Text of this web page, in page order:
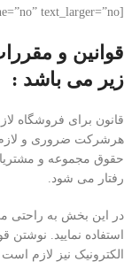
[vc_column_text woodmart_inline=”no” text_larger=”no”]
قوانین و
زیر می باشد :
قانون برای فروشگاه
هرشرکت ضروری و لازم
حقوق مجموعه و مشتریان
رفتار می شود.
در این بخش به راحتی
استفاده نمایید. نوشتن
الکترونیک نیز لازم